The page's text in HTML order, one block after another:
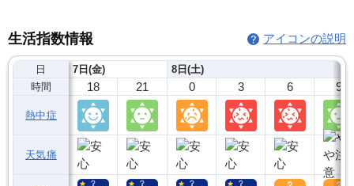
生活指数情報 アイコンの説明
日
時間
熱中症
天気痛
7日(金)
18 21
8日(土)
0 3 6 9